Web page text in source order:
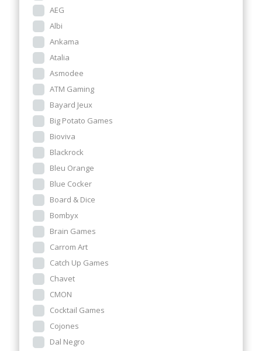
AEG
Albi
Ankama
Atalia
Asmodee
ATM Gaming
Bayard Jeux
Big Potato Games
Bioviva
Blackrock
Bleu Orange
Blue Cocker
Board & Dice
Bombyx
Brain Games
Carrom Art
Catch Up Games
Chavet
CMON
Cocktail Games
Cojones
Dal Negro